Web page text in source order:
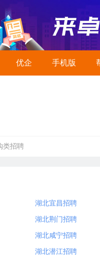
优企 手机版
类招聘
湖北宜昌招聘
湖北荆门招聘
湖北咸宁招聘
湖北潜江招聘